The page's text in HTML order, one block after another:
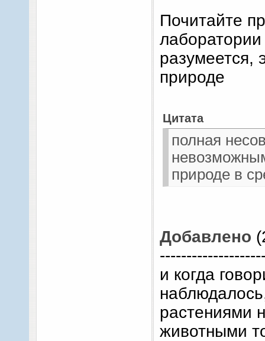
Почитайте
разумеется,
природе
Цитата
полная
природе в
Добавлено
и когда
растениями
животными